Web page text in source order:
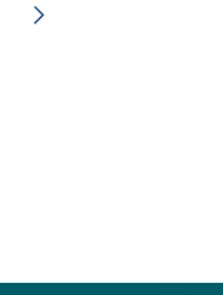
Successiva »